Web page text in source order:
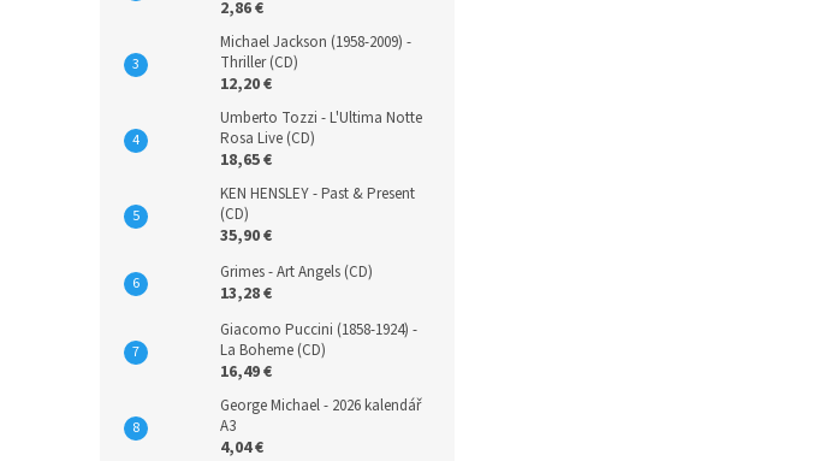
2,86 €
Michael Jackson (1958-2009) -
Thriller (CD)
12,20 €
Umberto Tozzi - L'Ultima Notte
Rosa Live (CD)
18,65 €
KEN HENSLEY - Past & Present
(CD)
35,90 €
Grimes - Art Angels (CD)
13,28 €
Giacomo Puccini (1858-1924) -
La Boheme (CD)
16,49 €
George Michael - 2026 kalendář
A3
4,04 €